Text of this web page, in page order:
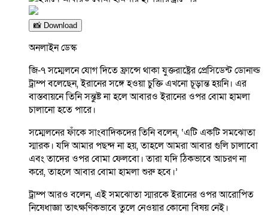
📸 Download
অনলাইন ডেস্ক
জি-৭ সম্মেলনে যোগ দিতে ফ্রান্সে থাকা যুক্তরাষ্ট্রের প্রেসিডেন্ট ডোনাল্ড
ট্রাম্প বলেছেন, ইরানের সঙ্গে হওয়া চুক্তি এখনো চূড়ান্ত হয়নি। এর
বাস্তবায়নে তিনি সন্তুষ্ট না হলে আবারও ইরানের ওপর বোমা হামলা
চালানো হতে পারে।
সম্মেলনের ফাঁকে সাংবাদিকদের তিনি বলেন, ‘এটি একটি সমঝোতা
স্মারক। যদি আমার পছন্দ না হয়, তাহলে আমরা আবার গুলি চালাবো
এবং তাদের ওপর বোমা ফেলবো। তারা যদি ঠিকভাবে আচরণ না
করে, তাহলে আবার বোমা হামলা শুরু হবে।’
ট্রাম্প আরও বলেন, এই সমঝোতা স্মারকে ইরানের ওপর আরোপিত
নিষেধাজ্ঞা তাৎক্ষণিকভাবে তুলে নেওয়ার কোনো বিষয় নেই।